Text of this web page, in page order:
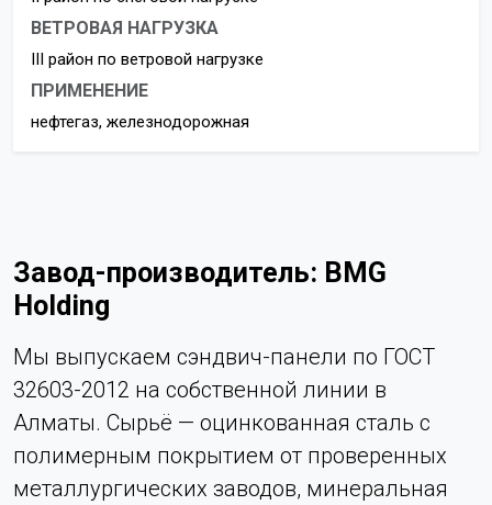
ВЕТРОВАЯ НАГРУЗКА
III район по ветровой нагрузке
ПРИМЕНЕНИЕ
нефтегаз, железнодорожная
Завод-производитель: BMG
Holding
Мы выпускаем сэндвич-панели по ГОСТ
32603-2012 на собственной линии в
Алматы. Сырьё — оцинкованная сталь с
полимерным покрытием от проверенных
металлургических заводов, минеральная